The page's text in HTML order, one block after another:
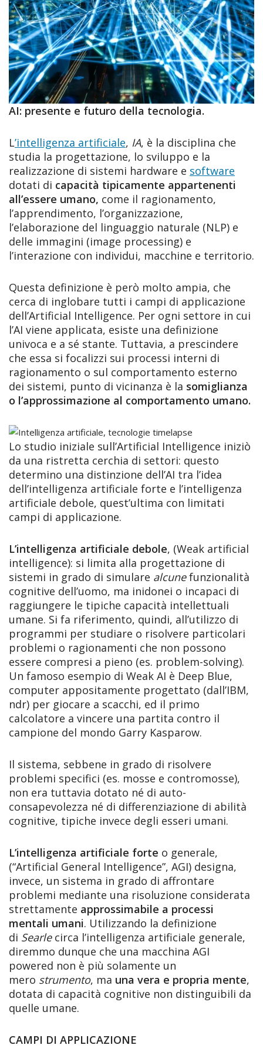
AI: presente e futuro della tecnologia.
L’intelligenza artificiale, IA, è la disciplina che
studia la progettazione, lo sviluppo e la
realizzazione di sistemi hardware e software
dotati di capacità tipicamente appartenenti
all’essere umano, come il ragionamento,
l’apprendimento, l’organizzazione,
l’elaborazione del linguaggio naturale (NLP) e
delle immagini (image processing) e
l’interazione con individui, macchine e territorio.
Questa definizione è però molto ampia, che
cerca di inglobare tutti i campi di applicazione
dell’Artificial Intelligence. Per ogni settore in cui
l’AI viene applicata, esiste una definizione
univoca e a sé stante. Tuttavia, a prescindere
che essa si focalizzi sui processi interni di
ragionamento o sul comportamento esterno
dei sistemi, punto di vicinanza è la somiglianza
o l’approssimazione al comportamento umano.
Lo studio iniziale sull’Artificial Intelligence iniziò
da una ristretta cerchia di settori: questo
determino una distinzione dell’AI tra l’idea
dell’intelligenza artificiale forte e l’intelligenza
artificiale debole, quest’ultima con limitati
campi di applicazione.
L’intelligenza artificiale debole, (Weak artificial
intelligence): si limita alla progettazione di
sistemi in grado di simulare alcunefunzionalità
cognitive dell’uomo, ma inidonei o incapaci di
raggiungere le tipiche capacità intellettuali
umane. Si fa riferimento, quindi, all’utilizzo di
programmi per studiare o risolvere particolari
problemi o ragionamenti che non possono
essere compresi a pieno (es. problem-solving).
Un famoso esempio di Weak AI è Deep Blue,
computer appositamente progettato (dall’IBM,
ndr) per giocare a scacchi, ed il primo
calcolatore a vincere una partita contro il
campione del mondo Garry Kasparow.
Il sistema, sebbene in grado di risolvere
problemi specifici (es. mosse e contromosse),
non era tuttavia dotato né di auto-
consapevolezza né di differenziazione di abilità
cognitive, tipiche invece degli esseri umani.
L’intelligenza artificiale forte o generale,
(“Artificial General Intelligence”, AGI) designa,
invece, un sistema in grado di affrontare
problemi mediante una risoluzione considerata
strettamente approssimabile a processi
mentali umani. Utilizzando la definizione
di Searle circa l’intelligenza artificiale generale,
diremmo dunque che una macchina AGI
powered non è più solamente un
mero strumento, ma una vera e propria mente,
dotata di capacità cognitive non distinguibili da
quelle umane.
CAMPI DI APPLICAZIONE